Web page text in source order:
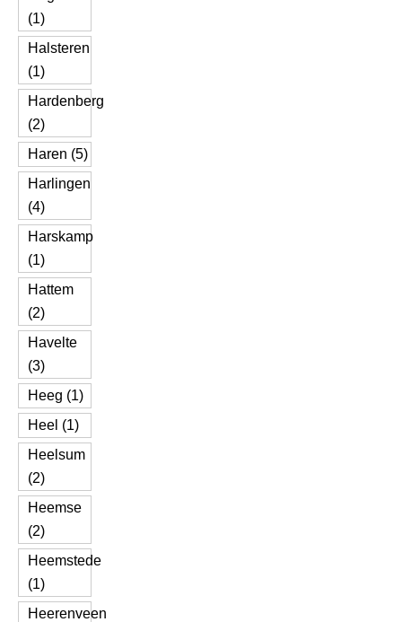
(1)
Halsteren
(1)
Hardenberg
(2)
Haren (5)
Harlingen
(4)
Harskamp
(1)
Hattem
(2)
Havelte
(3)
Heeg (1)
Heel (1)
Heelsum
(2)
Heemse
(2)
Heemstede
(1)
Heerenveen